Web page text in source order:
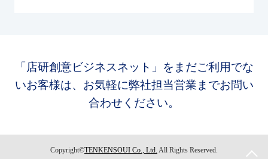
「店研創意ビジネスネット」をまだご利用でな
いお客様は、お気軽に弊社担当営業までお問い
合わせください。
Copyright©TENKENSOUI Co., Ltd. All Rights Reserved.